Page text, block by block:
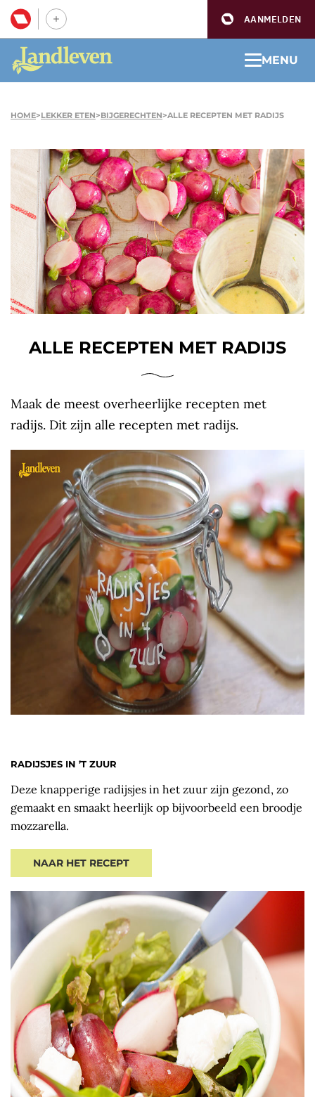
AANMELDEN
MENU
HOME>LEKKER ETEN>BIJGERECHTEN>ALLE RECEPTEN MET RADIJS
ALLE RECEPTEN MET RADIJS
Maak de meest overheerlijke recepten met
radijs. Dit zijn alle recepten met radijs.
RADIJSJES IN ’T ZUUR
Deze knapperige radijsjes in het zuur zijn gezond, zo
gemaakt en smaakt heerlijk op bijvoorbeeld een broodje
mozzarella.
NAAR HET RECEPT